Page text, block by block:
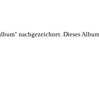
nachgezeichnet. Dieses